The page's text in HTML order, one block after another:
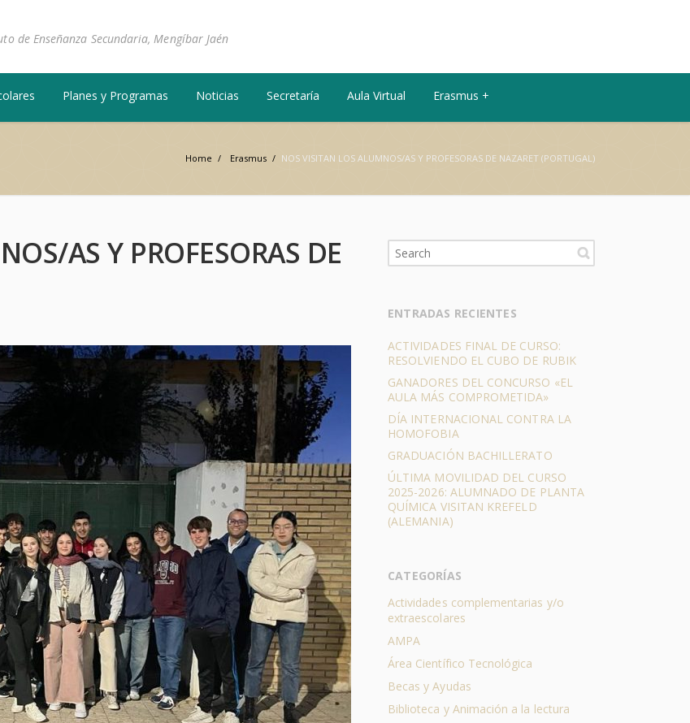
de Enseñanza Secundaria, Mengíbar Jaén
Planes y Programas Noticias Secretaría Aula Virtual Erasmus +
Home / Erasmus / NOS VISITAN LOS ALUMNOS/AS Y PROFESORAS DE NAZARET (PORTUGAL)
AS Y PROFESORAS DE
ENTRADAS RECIENTES
ACTIVIDADES FINAL DE CURSO:
RESOLVIENDO EL CUBO DE RUBIK
GANADORES DEL CONCURSO «EL
AULA MÁS COMPROMETIDA»
DÍA INTERNACIONAL CONTRA LA
HOMOFOBIA
GRADUACIÓN BACHILLERATO
ÚLTIMA MOVILIDAD DEL CURSO
2025-2026: ALUMNADO DE PLANTA
QUÍMICA VISITAN KREFELD
(ALEMANIA)
CATEGORÍAS
Actividades complementarias y/o
extraescolares
AMPA
Área Científico Tecnológica
Becas y Ayudas
Biblioteca y Animación a la lectura